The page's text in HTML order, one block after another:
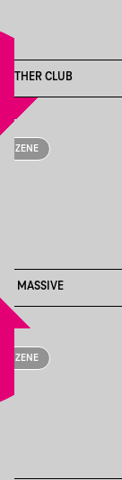
AETHER CLUB
ZENE
BE MASSIVE
ZENE